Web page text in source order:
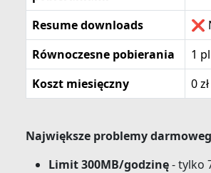
Resume downloads ❌
Równoczesne pobierania
1
Koszt miesięczny
0 zł
Największe problemy
Limit 300MB/godzinę- tylko